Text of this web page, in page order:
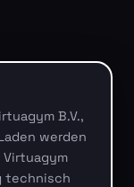
B.V.,
werden
Virtuagym
technisch